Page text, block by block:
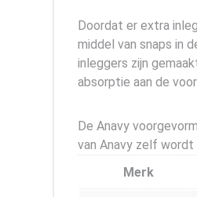
Doordat er extra
middel van snaps in
inleggers zijn
absorptie aan de
De Anavy
van Anavy zelf wordt
Merk